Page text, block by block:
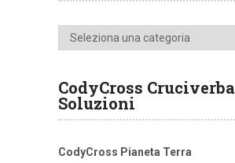
Categorie
CodyCross Cruciverba
Soluzioni
CodyCross Pianeta Terra